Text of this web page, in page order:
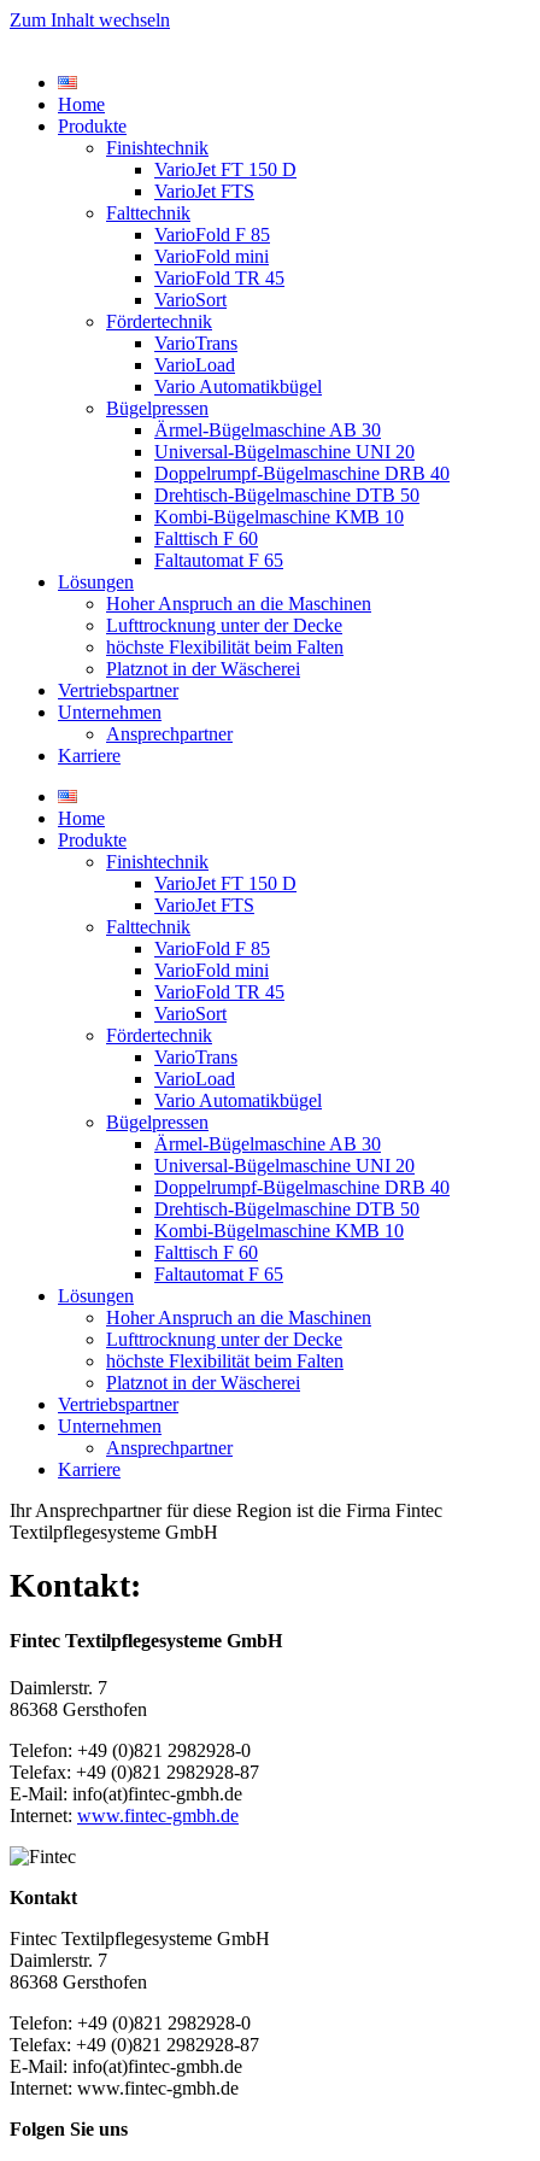
Zum Inhalt wechseln
Home
Produkte
Finishtechnik
VarioJet FT 150 D
VarioJet FTS
Falttechnik
VarioFold F 85
VarioFold mini
VarioFold TR 45
VarioSort
Fördertechnik
VarioTrans
VarioLoad
Vario Automatikbügel
Bügelpressen
Ärmel-Bügelmaschine AB 30
Universal-Bügelmaschine UNI 20
Doppelrumpf-Bügelmaschine DRB 40
Drehtisch-Bügelmaschine DTB 50
Kombi-Bügelmaschine KMB 10
Falttisch F 60
Faltautomat F 65
Lösungen
Hoher Anspruch an die Maschinen
Lufttrocknung unter der Decke
höchste Flexibilität beim Falten
Platznot in der Wäscherei
Vertriebspartner
Unternehmen
Ansprechpartner
Karriere
Home
Produkte
Finishtechnik
VarioJet FT 150 D
VarioJet FTS
Falttechnik
VarioFold F 85
VarioFold mini
VarioFold TR 45
VarioSort
Fördertechnik
VarioTrans
VarioLoad
Vario Automatikbügel
Bügelpressen
Ärmel-Bügelmaschine AB 30
Universal-Bügelmaschine UNI 20
Doppelrumpf-Bügelmaschine DRB 40
Drehtisch-Bügelmaschine DTB 50
Kombi-Bügelmaschine KMB 10
Falttisch F 60
Faltautomat F 65
Lösungen
Hoher Anspruch an die Maschinen
Lufttrocknung unter der Decke
höchste Flexibilität beim Falten
Platznot in der Wäscherei
Vertriebspartner
Unternehmen
Ansprechpartner
Karriere
Ihr Ansprechpartner für diese Region ist die Firma Fintec
Textilpflegesysteme GmbH​
Kontakt:
Fintec Textilpflegesysteme GmbH
Daimlerstr. 7
86368 Gersthofen
Telefon: +49 (0)821 2982928-0
Telefax: +49 (0)821 2982928-87
E-Mail: info(at)fintec-gmbh.de
Internet: www.fintec-gmbh.de
Kontakt
Fintec Textilpflegesysteme GmbH
Daimlerstr. 7
86368 Gersthofen
Telefon: +49 (0)821 2982928-0
Telefax: +49 (0)821 2982928-87
E-Mail: info(at)fintec-gmbh.de
Internet: www.fintec-gmbh.de
Folgen Sie uns